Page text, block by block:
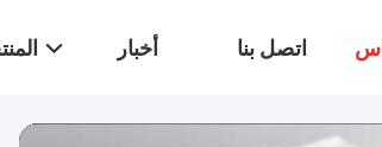
أخبار اتصل بنا